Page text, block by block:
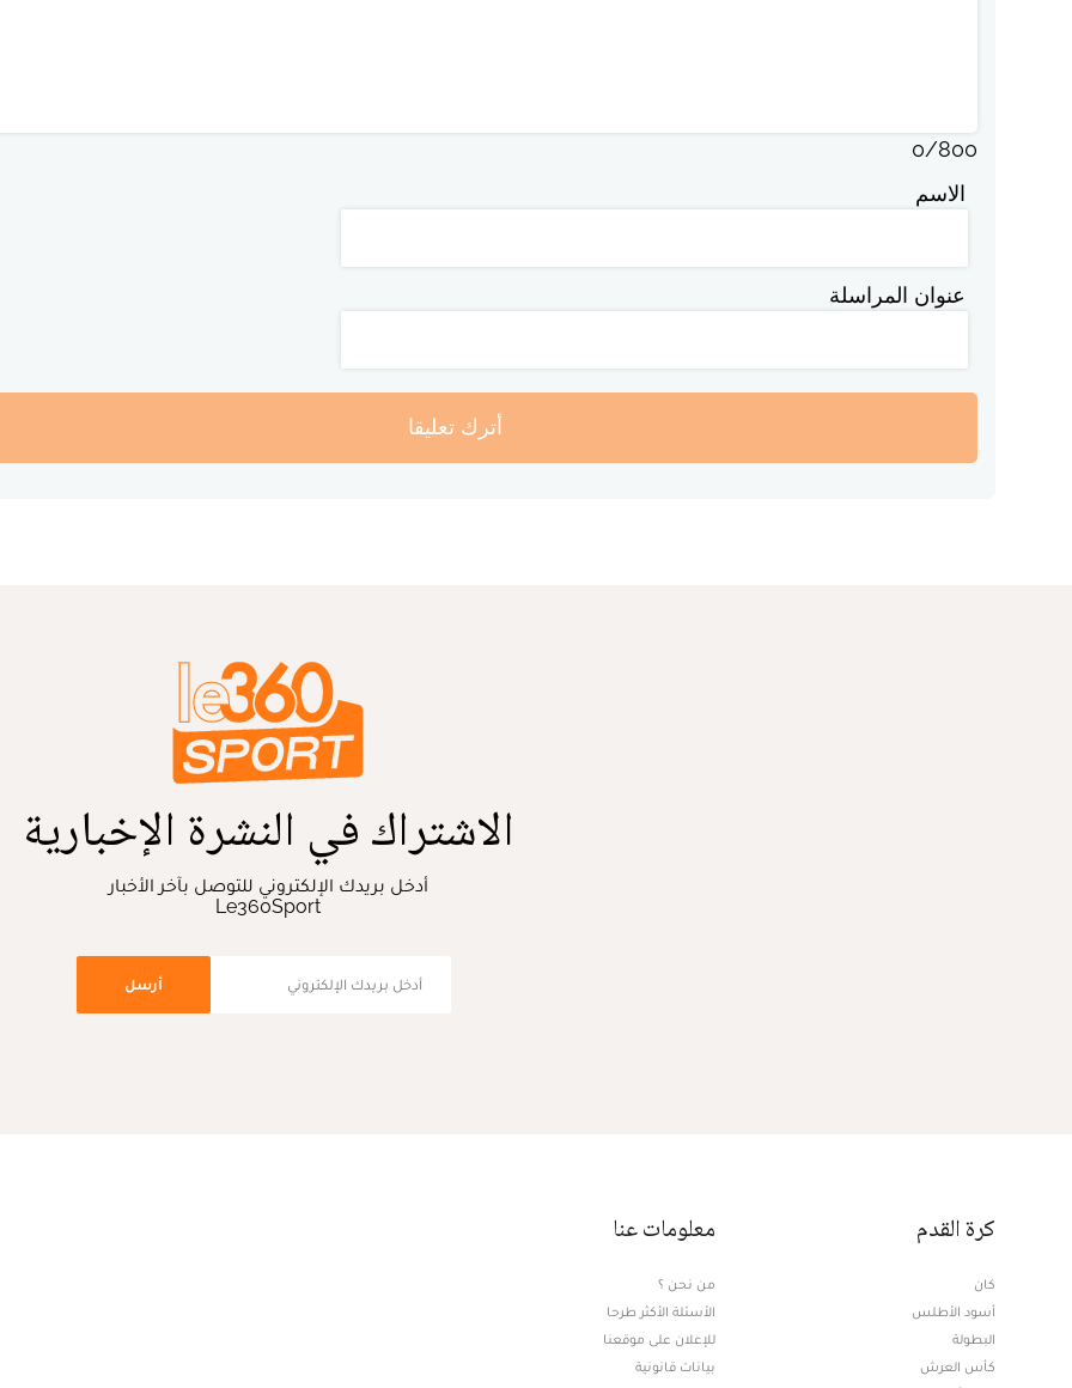
0/800
الاسم
عنوان المراسلة
أترك تعليقا
الاشتراك في النشرة الإخبارية
أدخل بريدك الإلكتروني للتوصل بآخر الأخبار
Le360Sport
أرسل
كرة القدم
كان
أسود الأطلس
البطولة
كأس العرش
معلومات عنا
من نحن ؟
الأسئلة الأكثر طرحا
للإعلان على موقعنا
بيانات قانونية